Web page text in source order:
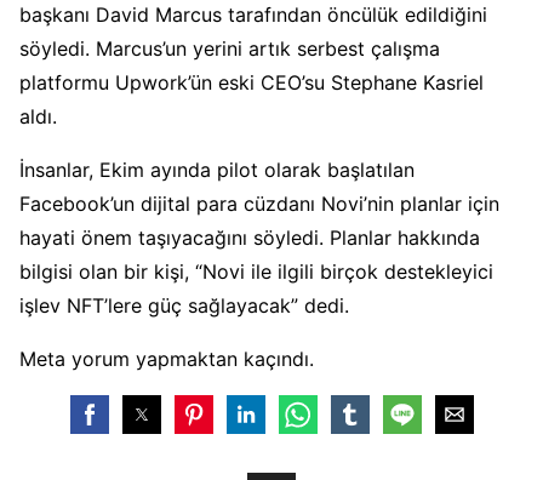
başkanı David Marcus tarafından öncülük edildiğini
söyledi. Marcus’un yerini artık serbest çalışma
platformu Upwork’ün eski CEO’su Stephane Kasriel
aldı.
İnsanlar, Ekim ayında pilot olarak başlatılan
Facebook’un dijital para cüzdanı Novi’nin planlar için
hayati önem taşıyacağını söyledi. Planlar hakkında
bilgisi olan bir kişi, “Novi ile ilgili birçok destekleyici
işlev NFT’lere güç sağlayacak” dedi.
Meta yorum yapmaktan kaçındı.